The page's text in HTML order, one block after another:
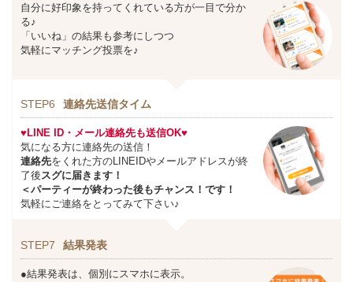
自分に好印象を持ってくれている方が一目で分か
る♪
「いいね」の結果も参考にしつつ
気軽にマッチング投票を♪
STEP6 連絡先送信タイム
♥LINE ID・メール連絡先も送信OK♥
気になる方に連絡先の送信！
連絡先をくれた方のLINEIDやメールアドレスが終
了後 スグに届きます！
＜パーティーが終わった後もチャンス！です！
気軽にご連絡をとってみて下さい♪
STEP7 結果発表
●結果発表は、個別にスマホに表示。